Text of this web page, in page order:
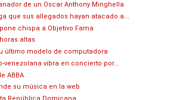
de un Oscar Anthony Minghella
que sus allegados hayan atacado a...
chispa a Objetivo Fama
altas
último modelo de computadora
venezolana vibra en concierto por...
ABBA
su música en la web